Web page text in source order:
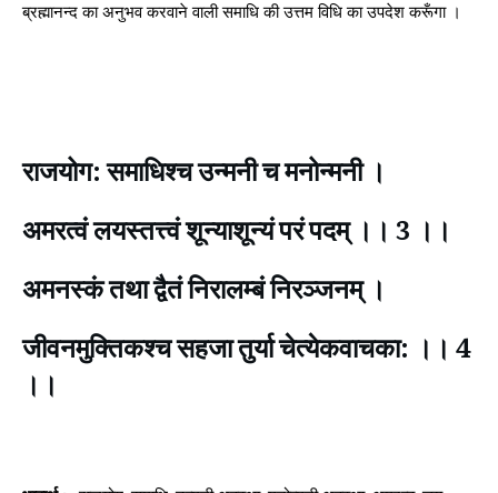
ब्रह्मानन्द का अनुभव करवाने वाली समाधि की उत्तम विधि का उपदेश करूँगा ।
राजयोग: समाधिश्च उन्मनी च मनोन्मनी ।
अमरत्वं लयस्तत्त्वं शून्याशून्यं परं पदम् ।। 3 ।।
अमनस्कं तथा द्वैतं निरालम्बं निरञ्जनम् ।
जीवनमुक्तिकश्च सहजा तुर्या चेत्येकवाचका: ।। 4
।।